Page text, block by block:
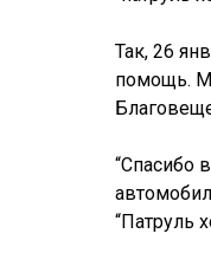
Так, 26
помощь.
“Спасибо
“Патруль